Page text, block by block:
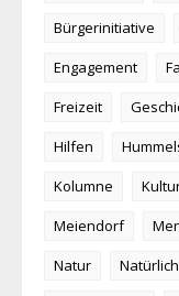
Bürgerinitiative
Engagement
Freizeit
Hilfen
Kolumne
Meiendorf
Natur